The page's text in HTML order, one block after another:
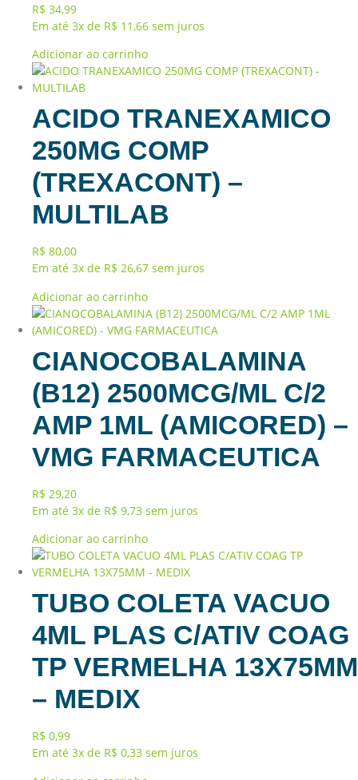
R$ 34,99
Em até 3x de R$ 11,66 sem juros
Adicionar ao carrinho
ACIDO TRANEXAMICO
250MG COMP
(TREXACONT) –
MULTILAB
R$ 80,00
Em até 3x de R$ 26,67 sem juros
Adicionar ao carrinho
CIANOCOBALAMINA
(B12) 2500MCG/ML C/2
AMP 1ML (AMICORED) –
VMG FARMACEUTICA
R$ 29,20
Em até 3x de R$ 9,73 sem juros
Adicionar ao carrinho
TUBO COLETA VACUO
4ML PLAS C/ATIV COAG
TP VERMELHA 13X75MM
– MEDIX
R$ 0,99
Em até 3x de R$ 0,33 sem juros